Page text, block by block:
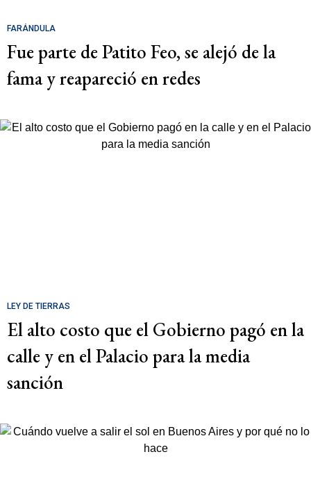
FARÁNDULA
Fue parte de Patito Feo, se alejó de la
fama y reapareció en redes
LEY DE TIERRAS
El alto costo que el Gobierno pagó en la
calle y en el Palacio para la media
sanción